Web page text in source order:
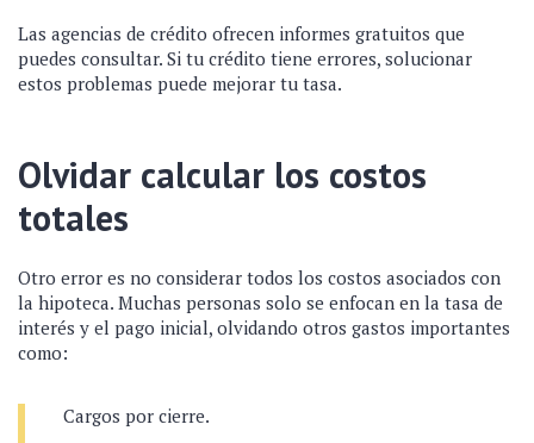
Las agencias de crédito ofrecen informes gratuitos que
puedes consultar. Si tu crédito tiene errores, solucionar
estos problemas puede mejorar tu tasa.
Olvidar calcular los costos
totales
Otro error es no considerar todos los costos asociados con
la hipoteca. Muchas personas solo se enfocan en la tasa de
interés y el pago inicial, olvidando otros gastos importantes
como:
Cargos por cierre.